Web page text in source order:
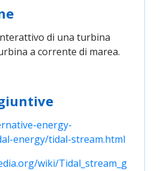
di una turbina
a corrente di marea.
energy-
energy/tidal-stream.html
wiki/Tidal_stream_g